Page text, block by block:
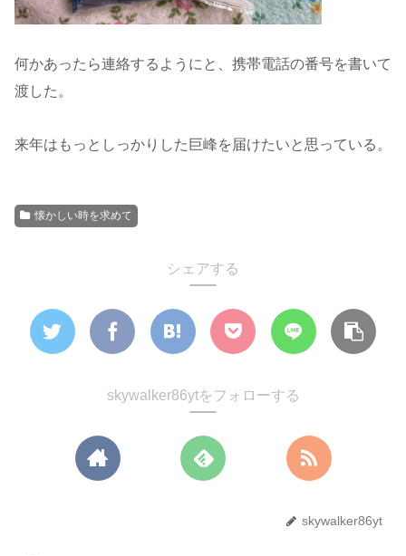
何かあったら連絡するようにと、携帯電話の番号を書いて
渡した。
来年はもっとしっかりした巨峰を届けたいと思っている。
懐かしい時を求めて
シェアする
skywalker86ytをフォローする
skywalker86yt